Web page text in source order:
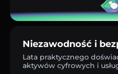
Niezawodność i
Lata praktycznego
aktywów cyfrowych i